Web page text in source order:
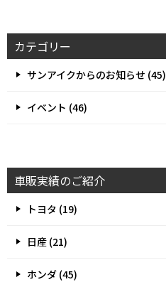
カテゴリー
サンアイクからのお知らせ (45)
イベント (46)
車販実績のご紹介
トヨタ (19)
日産 (21)
ホンダ (45)